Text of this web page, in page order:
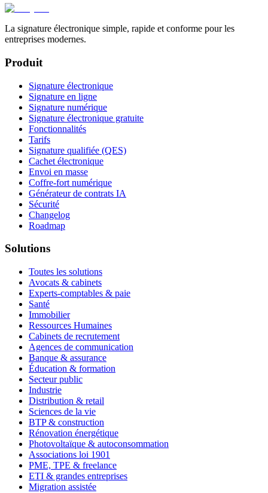
La signature électronique simple, rapide et conforme pour les
entreprises modernes.
Produit
Signature électronique
Signature en ligne
Signature numérique
Signature électronique gratuite
Fonctionnalités
Tarifs
Signature qualifiée (QES)
Cachet électronique
Envoi en masse
Coffre-fort numérique
Générateur de contrats IA
Sécurité
Changelog
Roadmap
Solutions
Toutes les solutions
Avocats & cabinets
Experts-comptables & paie
Santé
Immobilier
Ressources Humaines
Cabinets de recrutement
Agences de communication
Banque & assurance
Éducation & formation
Secteur public
Industrie
Distribution & retail
Sciences de la vie
BTP & construction
Rénovation énergétique
Photovoltaïque & autoconsommation
Associations loi 1901
PME, TPE & freelance
ETI & grandes entreprises
Migration assistée